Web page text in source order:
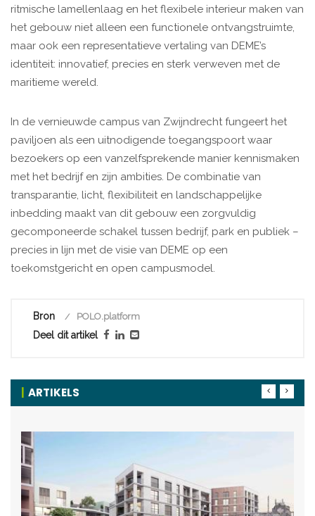
ritmische lamellenlaag en het flexibele interieur maken van
het gebouw niet alleen een functionele ontvangstruimte,
maar ook een representatieve vertaling van DEME’s
identiteit: innovatief, precies en sterk verweven met de
maritieme wereld.
In de vernieuwde campus van Zwijndrecht fungeert het
paviljoen als een uitnodigende toegangspoort waar
bezoekers op een vanzelfsprekende manier kennismaken
met het bedrijf en zijn ambities. De combinatie van
transparantie, licht, flexibiliteit en landschappelijke
inbedding maakt van dit gebouw een zorgvuldig
gecomponeerde schakel tussen bedrijf, park en publiek –
precies in lijn met de visie van DEME op een
toekomstgericht en open campusmodel.
Bron POLO.platform
Deel dit artikel
ARTIKELS